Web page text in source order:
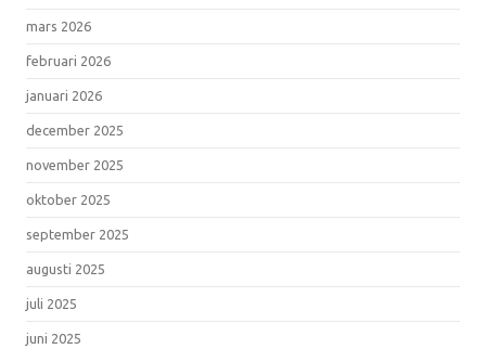
mars 2026
februari 2026
januari 2026
december 2025
november 2025
oktober 2025
september 2025
augusti 2025
juli 2025
juni 2025